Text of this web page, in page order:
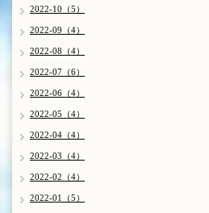
2022-10（5）
2022-09（4）
2022-08（4）
2022-07（6）
2022-06（4）
2022-05（4）
2022-04（4）
2022-03（4）
2022-02（4）
2022-01（5）